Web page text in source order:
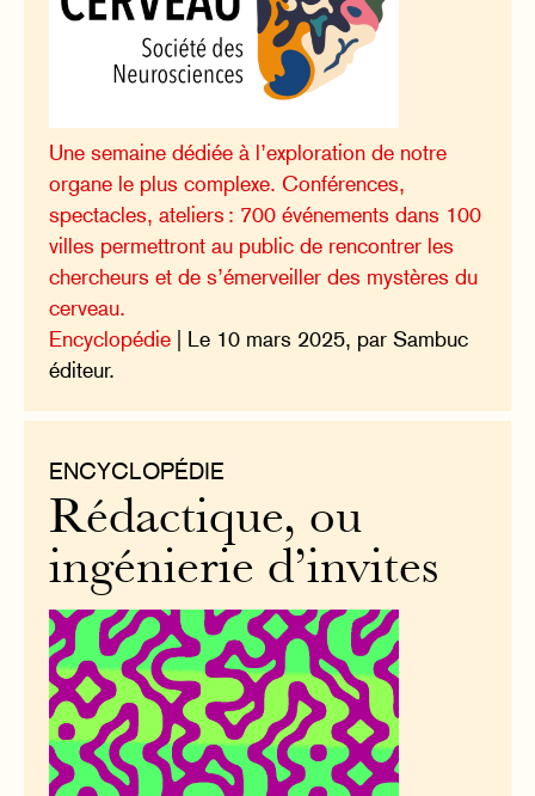
Une semaine dédiée à l’exploration de notre
organe le plus complexe. Conférences,
spectacles, ateliers : 700 événements dans 100
villes permettront au public de rencontrer les
chercheurs et de s’émerveiller des mystères du
cerveau.
Encyclopédie | Le 10 mars 2025, par Sambuc
éditeur.
ENCYCLOPÉDIE
Rédactique, ou
ingénierie d’invites